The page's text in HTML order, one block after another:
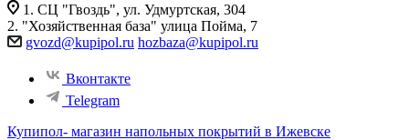
1. СЦ "Гвоздь", ул. Удмуртская, 304
2. "Хозяйственная база" улица Пойма, 7
gvozd@kupipol.ru hozbaza@kupipol.ru
Вконтакте
Telegram
Купипол- магазин напольных покрытий в Ижевске